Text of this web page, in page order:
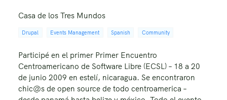
Casa de los Tres Mundos
Drupal Events Management Spanish Community
Participé en el primer Primer Encuentro
Centroamericano de Software Libre (ECSL) – 18 a 20
de junio 2009 en estelí, nicaragua. Se encontraron
chic@s de open source de todo centroamerica –